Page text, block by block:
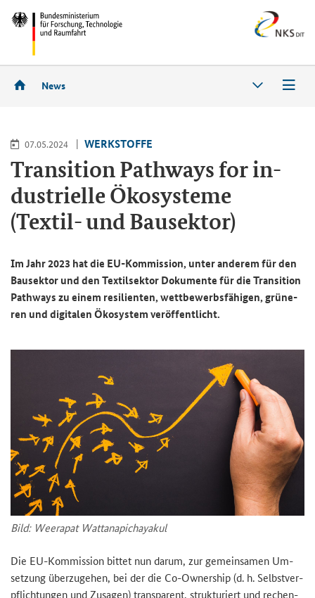
News
07.05.2024 WERK­STOF­FE
Tran­si­ti­on Pa­thways for in­
dus­tri­el­le Öko­sys­te­me
(Textil-​ und Bau­sek­tor)
Im Jahr 2023 hat die EU-​Kommission, unter an­de­rem für den
Bau­sek­tor und den Tex­til­sek­tor Do­ku­men­te für dieTransition
Pathwayszu einem re­si­li­en­ten, wett­be­werbs­fä­hi­gen, grü­ne­
ren und di­gi­ta­len Öko­sys­tem ver­öf­fent­licht.
Bild: Weera­pat Wat­t­ana­picha­ya­kul
Die EU-​Kommission bit­tet nun darum, zur ge­mein­sa­men Um­
set­zung über­zu­ge­hen, bei der die Co-Ownership(d. h. Selbst­ver­
pflich­tun­gen und Zu­sa­gen) trans­pa­rent, struk­tu­riert und re­chen­